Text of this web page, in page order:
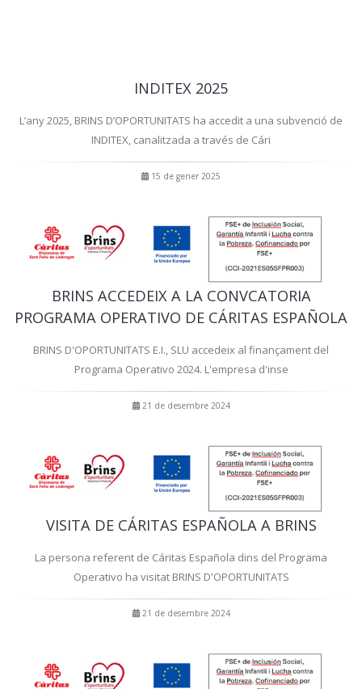
INDITEX 2025
L’any 2025, BRINS D’OPORTUNITATS ha accedit a una subvenció de
INDITEX, canalitzada a través de Cári
15 de gener 2025
BRINS ACCEDEIX A LA CONVCATORIA
PROGRAMA OPERATIVO DE CÁRITAS ESPAÑOLA
BRINS D'OPORTUNITATS E.I., SLU accedeix al finançament del
Programa Operativo 2024. L'empresa d'inse
21 de desembre 2024
VISITA DE CÁRITAS ESPAÑOLA A BRINS
La persona referent de Cáritas Española dins del Programa
Operativo ha visitat BRINS D'OPORTUNITATS
21 de desembre 2024